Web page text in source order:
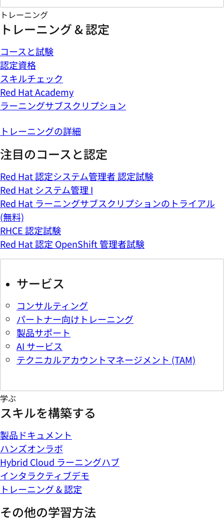
トレーニング
トレーニング & 認定
コースと試験
認定資格
スキルチェック
Red Hat Academy
ラーニングサブスクリプション
トレーニングの詳細
注目のコースと認定
Red Hat 認定システム管理者 認定試験
Red Hat システム管理 I
Red Hat ラーニングサブスクリプションのトライアル
(無料)
RHCE 認定試験
Red Hat 認定 OpenShift 管理者試験
サービス
コンサルティング
パートナー向けトレーニング
製品サポート
AI サービス
テクニカルアカウントマネージメント (TAM)
学ぶ
スキルを構築する
製品ドキュメント
ハンズオンラボ
Hybrid Cloud ラーニングハブ
インタラクティブデモ
トレーニング & 認定
その他の学習方法